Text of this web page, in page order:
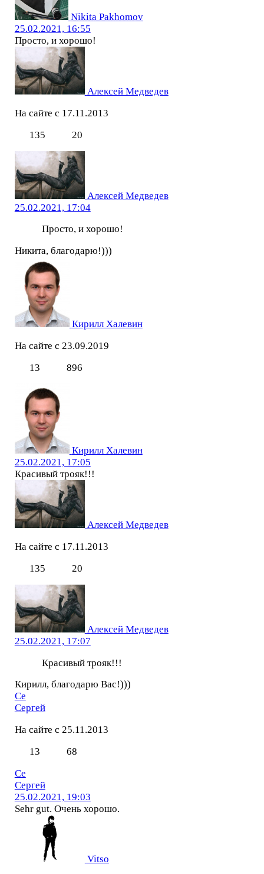
Nikita Pakhomov
25.02.2021, 16:55
Просто, и хорошо!
Алексей Медведев
На сайте с 17.11.2013
135
20
Алексей Медведев
25.02.2021, 17:04
Просто, и хорошо!
Никита, благодарю!)))
Кирилл Халевин
На сайте с 23.09.2019
13
896
Кирилл Халевин
25.02.2021, 17:05
Красивый трояк!!!
Алексей Медведев
На сайте с 17.11.2013
135
20
Алексей Медведев
25.02.2021, 17:07
Красивый трояк!!!
Кирилл, благодарю Вас!)))
Се
Сергей
На сайте с 25.11.2013
13
68
Се
Сергей
25.02.2021, 19:03
Sehr gut. Очень хорошо.
Vitso